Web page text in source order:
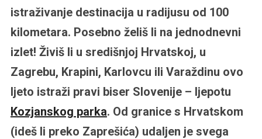
istraživanje destinacija u radijusu od 100
kilometara. Posebno želiš li na jednodnevni
izlet! Živiš li u središnjoj Hrvatskoj, u
Zagrebu, Krapini, Karlovcu ili Varaždinu ovo
ljeto istraži pravi biser Slovenije – ljepotu
Kozjanskog parka. Od granice s Hrvatskom
(ideš li preko Zaprešića) udaljen je svega